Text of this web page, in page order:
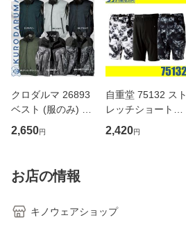
クロダルマ 26893
ベスト (服のみ) 空
調服 エアセンサー
AIR SENSOR-1 K
アルミコーティン
グ サイドファン
2,650円
自重堂 75132 スト
レッチショートパ
ンツ Z-DRAGON
ハーフパンツ ワー
2,420円
お店の情報
キノウェアショップ